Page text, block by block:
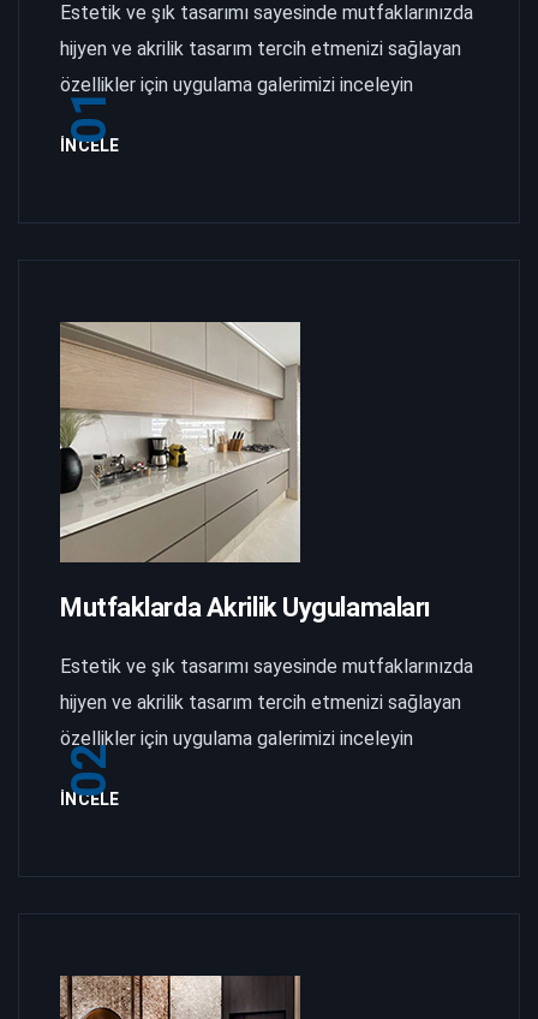
01
Estetik ve şık tasarımı sayesinde mutfaklarınızda
hijyen ve akrilik tasarım tercih etmenizi sağlayan
özellikler için uygulama galerimizi inceleyin
İNCELE
02
Mutfaklarda Akrilik Uygulamaları
Estetik ve şık tasarımı sayesinde mutfaklarınızda
hijyen ve akrilik tasarım tercih etmenizi sağlayan
özellikler için uygulama galerimizi inceleyin
İNCELE